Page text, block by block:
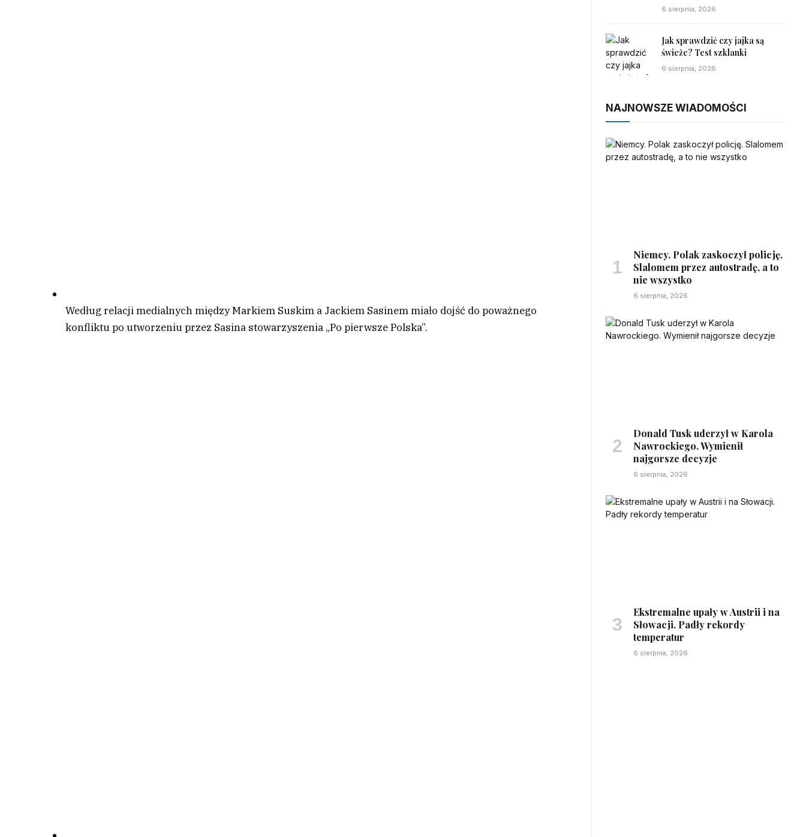
Według relacji medialnych między Markiem Suskim a Jackiem Sasinem miało dojść do poważnego
konfliktu po utworzeniu przez Sasina stowarzyszenia „Po pierwsze Polska”.
6 sierpnia, 2026
Jak sprawdzić czy jajka są
świeże? Test szklanki
6 sierpnia, 2026
NAJNOWSZE WIADOMOŚCI
Niemcy. Polak zaskoczył policję.
Slalomem przez autostradę, a to
nie wszystko
6 sierpnia, 2026
Donald Tusk uderzył w Karola
Nawrockiego. Wymienił
najgorsze decyzje
6 sierpnia, 2026
Ekstremalne upały w Austrii i na
Słowacji. Padły rekordy
temperatur
6 sierpnia, 2026